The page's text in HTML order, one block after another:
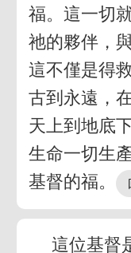
福。這一切
祂的夥伴，
這不僅是得
古到永遠，
天上到地底
生命一切生
基督的福。
這位基督